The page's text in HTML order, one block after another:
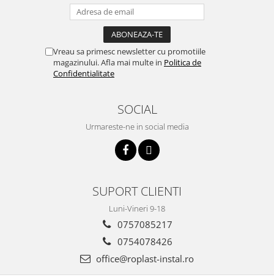
Vreau sa primesc newsletter cu promotiile
magazinului. Afla mai multe in Politica de
Confidentialitate
SOCIAL
Urmareste-ne in social media
SUPORT CLIENTI
Luni-Vineri 9-18
0757085217
0754078426
office@roplast-instal.ro